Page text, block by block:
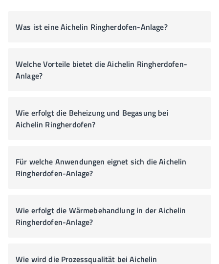
Was ist eine Aichelin Ringherdofen-Anlage?
Welche Vorteile bietet die Aichelin Ringherdofen-
Anlage?
Wie erfolgt die Beheizung und Begasung bei
Aichelin Ringherdofen?
Für welche Anwendungen eignet sich die Aichelin
Ringherdofen-Anlage?
Wie erfolgt die Wärmebehandlung in der Aichelin
Ringherdofen-Anlage?
Wie wird die Prozessqualität bei Aichelin